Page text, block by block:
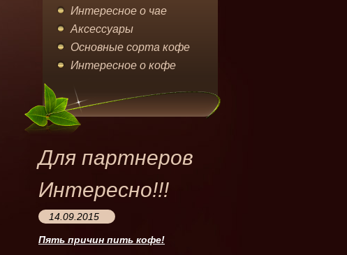
Интересное о чае
Аксессуары
Основные сорта кофе
Интересное о кофе
Для партнеров
Интересно!!!
14.09.2015
Пять причин пить кофе!